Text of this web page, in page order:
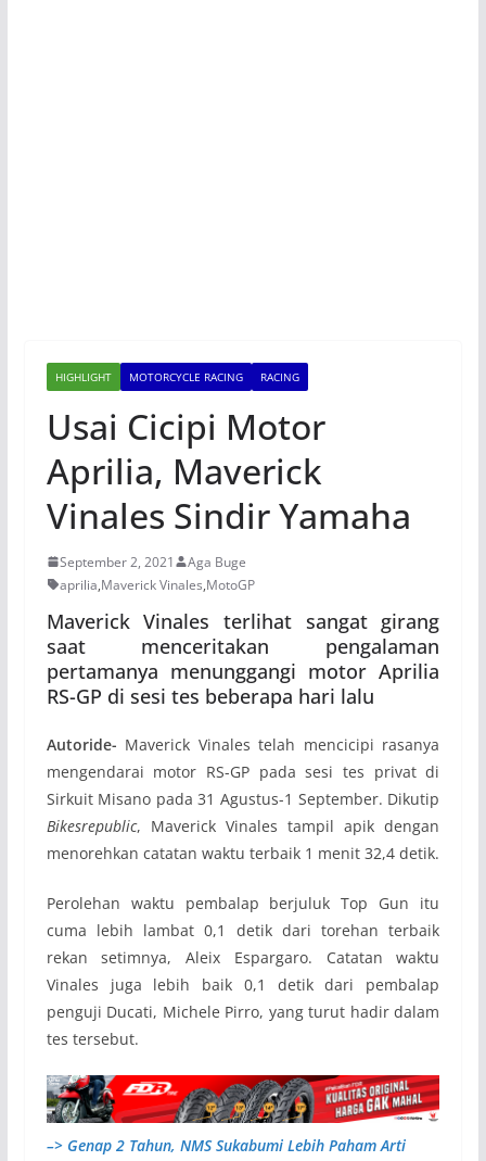
HIGHLIGHT MOTORCYCLE RACING RACING
Usai Cicipi Motor
Aprilia, Maverick
Vinales Sindir Yamaha
September 2, 2021
Aga Buge
aprilia,Maverick Vinales,MotoGP
Maverick Vinales terlihat sangat girang
saat menceritakan pengalaman
pertamanya menunggangi motor Aprilia
RS-GP di sesi tes beberapa hari lalu
Autoride- Maverick Vinales telah mencicipi rasanya
mengendarai motor RS-GP pada sesi tes privat di
Sirkuit Misano pada 31 Agustus-1 September. Dikutip
Bikesrepublic, Maverick Vinales tampil apik dengan
menorehkan catatan waktu terbaik 1 menit 32,4 detik.
Perolehan waktu pembalap berjuluk Top Gun itu
cuma lebih lambat 0,1 detik dari torehan terbaik
rekan setimnya, Aleix Espargaro. Catatan waktu
Vinales juga lebih baik 0,1 detik dari pembalap
penguji Ducati, Michele Pirro, yang turut hadir dalam
tes tersebut.
–> Genap 2 Tahun, NMS Sukabumi Lebih Paham Arti